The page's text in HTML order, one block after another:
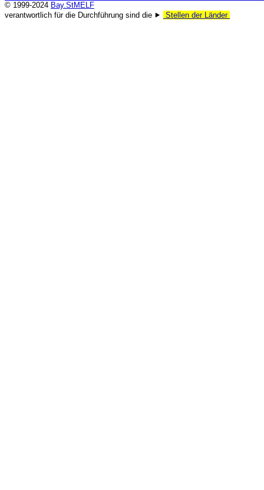
© 1999-2024 Bay.StMELF
verantwortlich für die Durchführung sind die ⯈
Stellen der Länder